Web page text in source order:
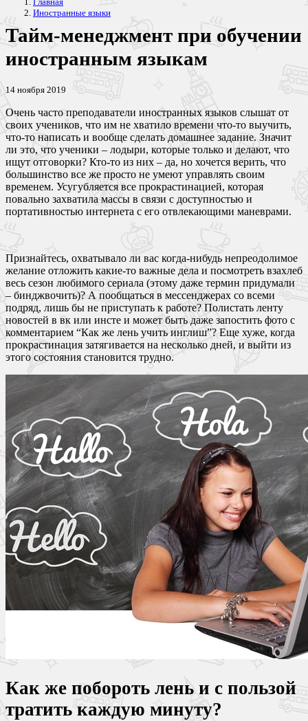
Иностранные языки
Тайм-менеджмент при обучении
иностранным языкам
14 ноября 2019
Очень часто преподаватели иностранных языков слышат от
своих учеников, что им не хватило времени что-то выучить,
что-то написать и вообще сделать домашнее задание. Значит
ли это, что ученики – лодыри, которые только и делают, что
ищут отговорки? Кто-то из них – да, но хочется верить, что
большинство все же просто не умеют управлять своим
временем. Усугубляется все прокрастинацией, которая
повально захватила массы в связи с доступностью и
портативностью интернета с его отвлекающими маневрами.
Признайтесь, охватывало ли вас когда-нибудь непреодолимое
желание отложить какие-то важные дела и посмотреть взахлеб
весь сезон любимого сериала (этому даже термин придумали
– бинджвочить)? А пообщаться в мессенджерах со всеми
подряд, лишь бы не приступать к работе? Полистать ленту
новостей в вк или инсте и может быть даже запостить фото с
комментарием “Как же лень учить инглиш”? Еще хуже, когда
прокрастинация затягивается на несколько дней, и выйти из
этого состояния становится трудно.
Как же побороть лень и с пользой
тратить каждую минуту?